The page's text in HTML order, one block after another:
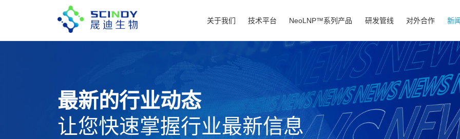
关于我们 技术平台 NeoLNP™系列产品 研发管线 对外合作 新
最新的行业动态
让您快速掌握行业最新信息